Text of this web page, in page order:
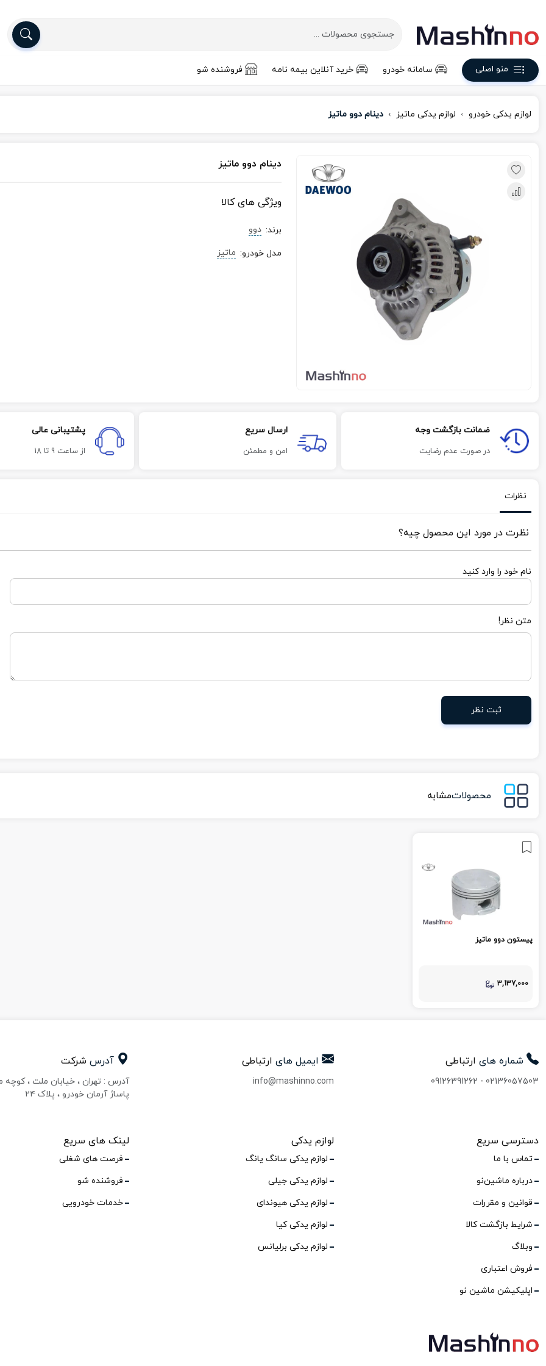
منو اصلی سامانه خودرو خرید آنلاین بیمه نامه فروشنده شو
لوازم یدکی خودرو لوازم یدکی ماتیز دینام دوو ماتیز
دینام دوو ماتیز
ویژگی های کالا
برند: دوو
مدل خودرو: ماتیز
ضمانت بازگشت وجه
در صورت عدم رضایت
ارسال سریع
امن و مطمئن
پشتیبانی عالی
از ساعت 9 تا 18
نظرات
نظرت در مورد این محصول چیه؟
نام خود را وارد کنید
متن نظر!
ثبت نظر
محصولاتمشابه
پیستون دوو ماتیز
3,137,000
شماره های ارتباطی
02136057503
-
09126391262
ایمیل های ارتباطی
info@mashinno.com
آدرس شرکت
آدرس : تهران ، خیابان ملت ، کوچه
پاساژ آرمان خودرو ، پلاک ۲۴
دسترسی سریع
تماس با ما
درباره ماشین‌نو
قوانین و مقررات
شرایط بازگشت کالا
وبلاگ
فروش اعتباری
اپلیکیشن ماشین نو
لوازم یدکی
لوازم یدکی سانگ یانگ
لوازم یدکی جیلی
لوازم یدکی هیوندای
لوازم یدکی کیا
لوازم یدکی برلیانس
لینک های سریع
فرصت های شغلی
فروشنده شو
خدمات خودرویی